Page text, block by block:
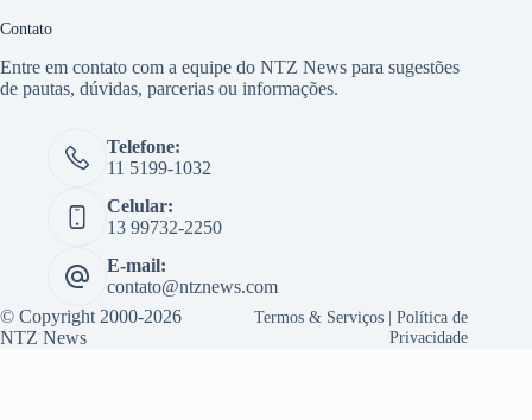
Contato
Entre em contato com a equipe do NTZ News para sugestões
de pautas, dúvidas, parcerias ou informações.
Telefone:
11 5199-1032
Celular:
13 99732-2250
E-mail:
contato@ntznews.com
© Copyright 2000-2026
NTZ News
Termos & Serviços |Política de
Privacidade